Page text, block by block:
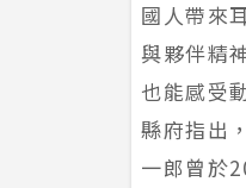
國人帶來
與夥伴精
也能感受
縣府指出
一郎曾於